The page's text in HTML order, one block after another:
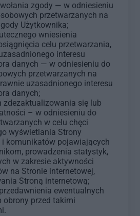
zgody — w odniesieniu
przetwarzanych na
Użytkownika;
wniesienia
celu przetwarzania,
interesu
danych — w odniesieniu do
przetwarzanych na
uzasadnionego interesu
danych;
zdezaktualizowania się lub
– w odniesieniu do
w celu chęci
wyświetlania Strony
i komunikatów pojawiających
prowadzenia statystyk,
w zakresie aktywności
na Stronie internetowej,
Stroną internetową;
ewentualnych
obrony przed takimi